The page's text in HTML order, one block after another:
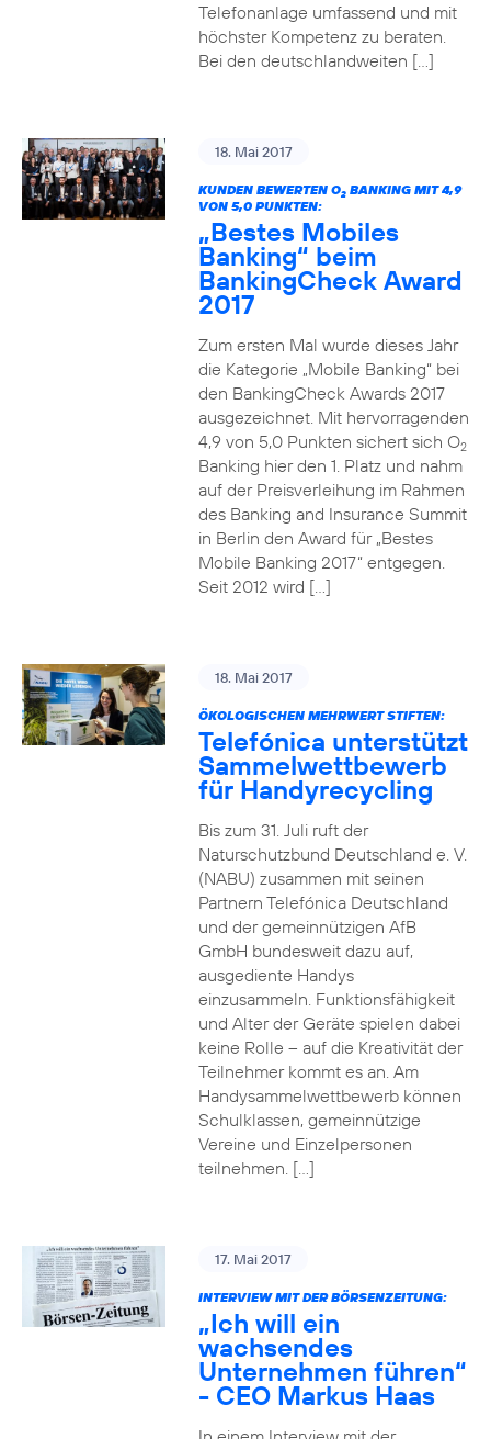
Telefonanlage umfassend und mit
höchster Kompetenz zu beraten.
Bei den deutschlandweiten […]
18. Mai 2017
KUNDEN BEWERTEN O2BANKING MIT 4,9
VON 5,0 PUNKTEN:
„Bestes Mobiles
Banking“ beim
BankingCheck Award
2017
Zum ersten Mal wurde dieses Jahr
die Kategorie „Mobile Banking“ bei
den BankingCheck Awards 2017
ausgezeichnet. Mit hervorragenden
4,9 von 5,0 Punkten sichert sich O2
Banking hier den 1. Platz und nahm
auf der Preisverleihung im Rahmen
des Banking and Insurance Summit
in Berlin den Award für „Bestes
Mobile Banking 2017“ entgegen.
Seit 2012 wird […]
18. Mai 2017
ÖKOLOGISCHEN MEHRWERT STIFTEN:
Telefónica unterstützt
Sammelwettbewerb
für Handyrecycling
Bis zum 31. Juli ruft der
Naturschutzbund Deutschland e. V.
(NABU) zusammen mit seinen
Partnern Telefónica Deutschland
und der gemeinnützigen AfB
GmbH bundesweit dazu auf,
ausgediente Handys
einzusammeln. Funktionsfähigkeit
und Alter der Geräte spielen dabei
keine Rolle – auf die Kreativität der
Teilnehmer kommt es an. Am
Handysammelwettbewerb können
Schulklassen, gemeinnützige
Vereine und Einzelpersonen
teilnehmen. […]
17. Mai 2017
INTERVIEW MIT DER BÖRSENZEITUNG:
„Ich will ein
wachsendes
Unternehmen führen“
- CEO Markus Haas